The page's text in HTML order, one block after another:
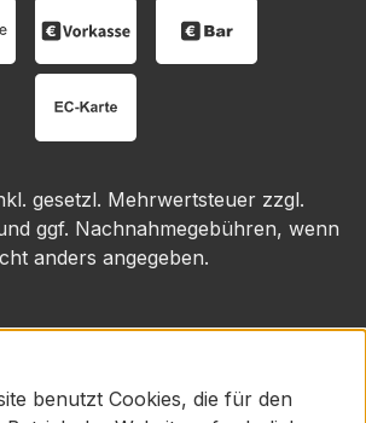
gesetzl. Mehrwertsteuer zzgl.
ggf. Nachnahmegebühren, wenn
anders angegeben.
benutzt Cookies, die für den